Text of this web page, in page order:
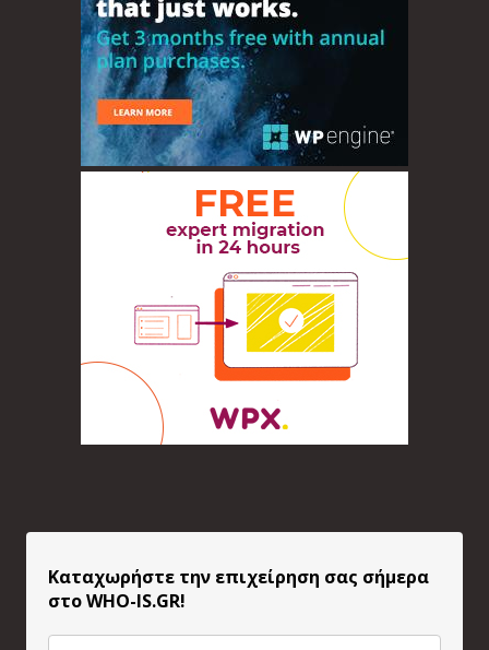
Καταχωρήστε την επιχείρηση σας σήμερα
στο WHO-IS.GR!